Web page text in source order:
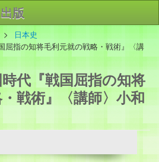
版
事業案内
合わせ
日本史
屈指の知将毛利元就の戦略・戦術』〈講
代『戦国屈指の知将
戦術』〈講師〉小和